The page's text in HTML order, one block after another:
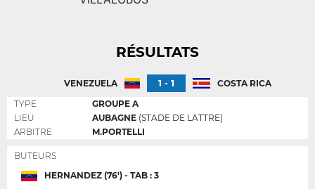
RÉSULTATS
VENEZUELA 1 - 1
COSTA RICA
TYPE
GROUPE A
LIEU
AUBAGNE (STADE DE LATTRE)
ARBITRE
M.PORTELLI
BUTEURS
HERNANDEZ (76') - TAB : 3